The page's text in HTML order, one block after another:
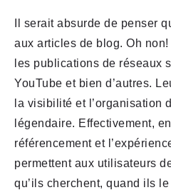
Il serait absurde de penser
aux articles de blog. Oh
les publications de réseaux
YouTube et bien d’autres.
la visibilité et l’organisation
légendaire. Effectivement,
référencement et
permettent aux utilisateurs
qu’ils cherchent, quand ils